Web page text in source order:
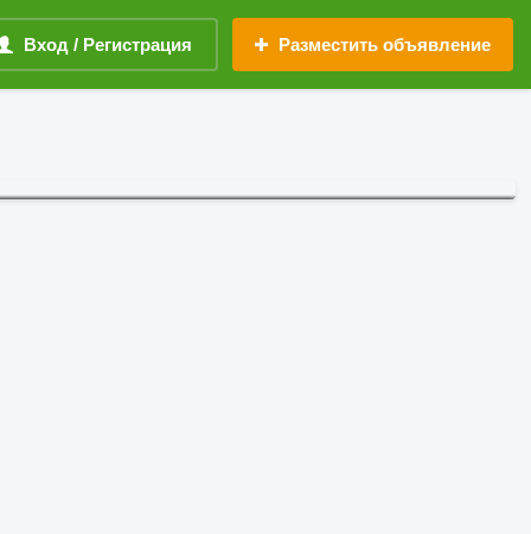
Вход / Регистрация Разместить объявление